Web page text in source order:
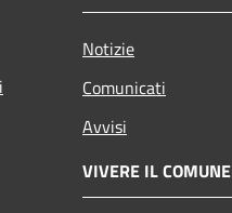
Notizie
Comunicati
Avvisi
VIVERE IL COMUNE